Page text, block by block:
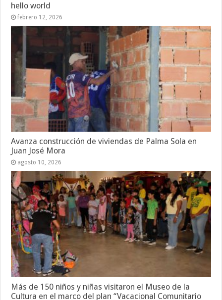
hello world
febrero 12, 2026
Avanza construcción de viviendas de Palma Sola en
Juan José Mora
agosto 10, 2026
Más de 150 niños y niñas visitaron el Museo de la
Cultura en el marco del plan “Vacacional Comunitario